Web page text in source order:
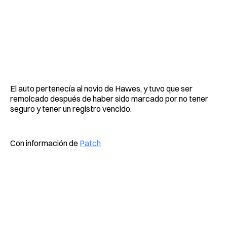
El auto pertenecía al novio de Hawes, y tuvo que ser
remolcado después de haber sido marcado por no tener
seguro y tener un registro vencido.
Con información de Patch